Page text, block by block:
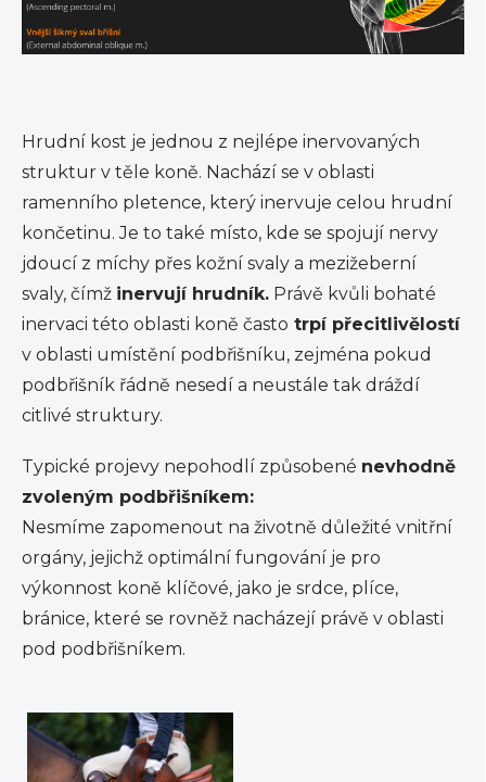
Hrudní kost je jednou z nejlépe inervovaných
struktur v těle koně. Nachází se v oblasti
ramenního pletence, který inervuje celou hrudní
končetinu. Je to také místo, kde se spojují nervy
jdoucí z míchy přes kožní svaly a mezižeberní
svaly, čímž inervují hrudník. Právě kvůli bohaté
inervaci této oblasti koně často trpí přecitlivělostí
v oblasti umístění podbřišníku, zejména pokud
podbřišník řádně nesedí a neustále tak dráždí
citlivé struktury.
Typické projevy nepohodlí způsobené nevhodně
zvoleným podbřišníkem:
Nesmíme zapomenout na životně důležité vnitřní
orgány, jejichž optimální fungování je pro
výkonnost koně klíčové, jako je srdce, plíce,
bránice, které se rovněž nacházejí právě v oblasti
pod podbřišníkem.